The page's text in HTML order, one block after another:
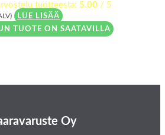
tuotteesta: 5.00/ 5
LUE LISÄÄ
TUOTE ON SAATAVILLA
Oy